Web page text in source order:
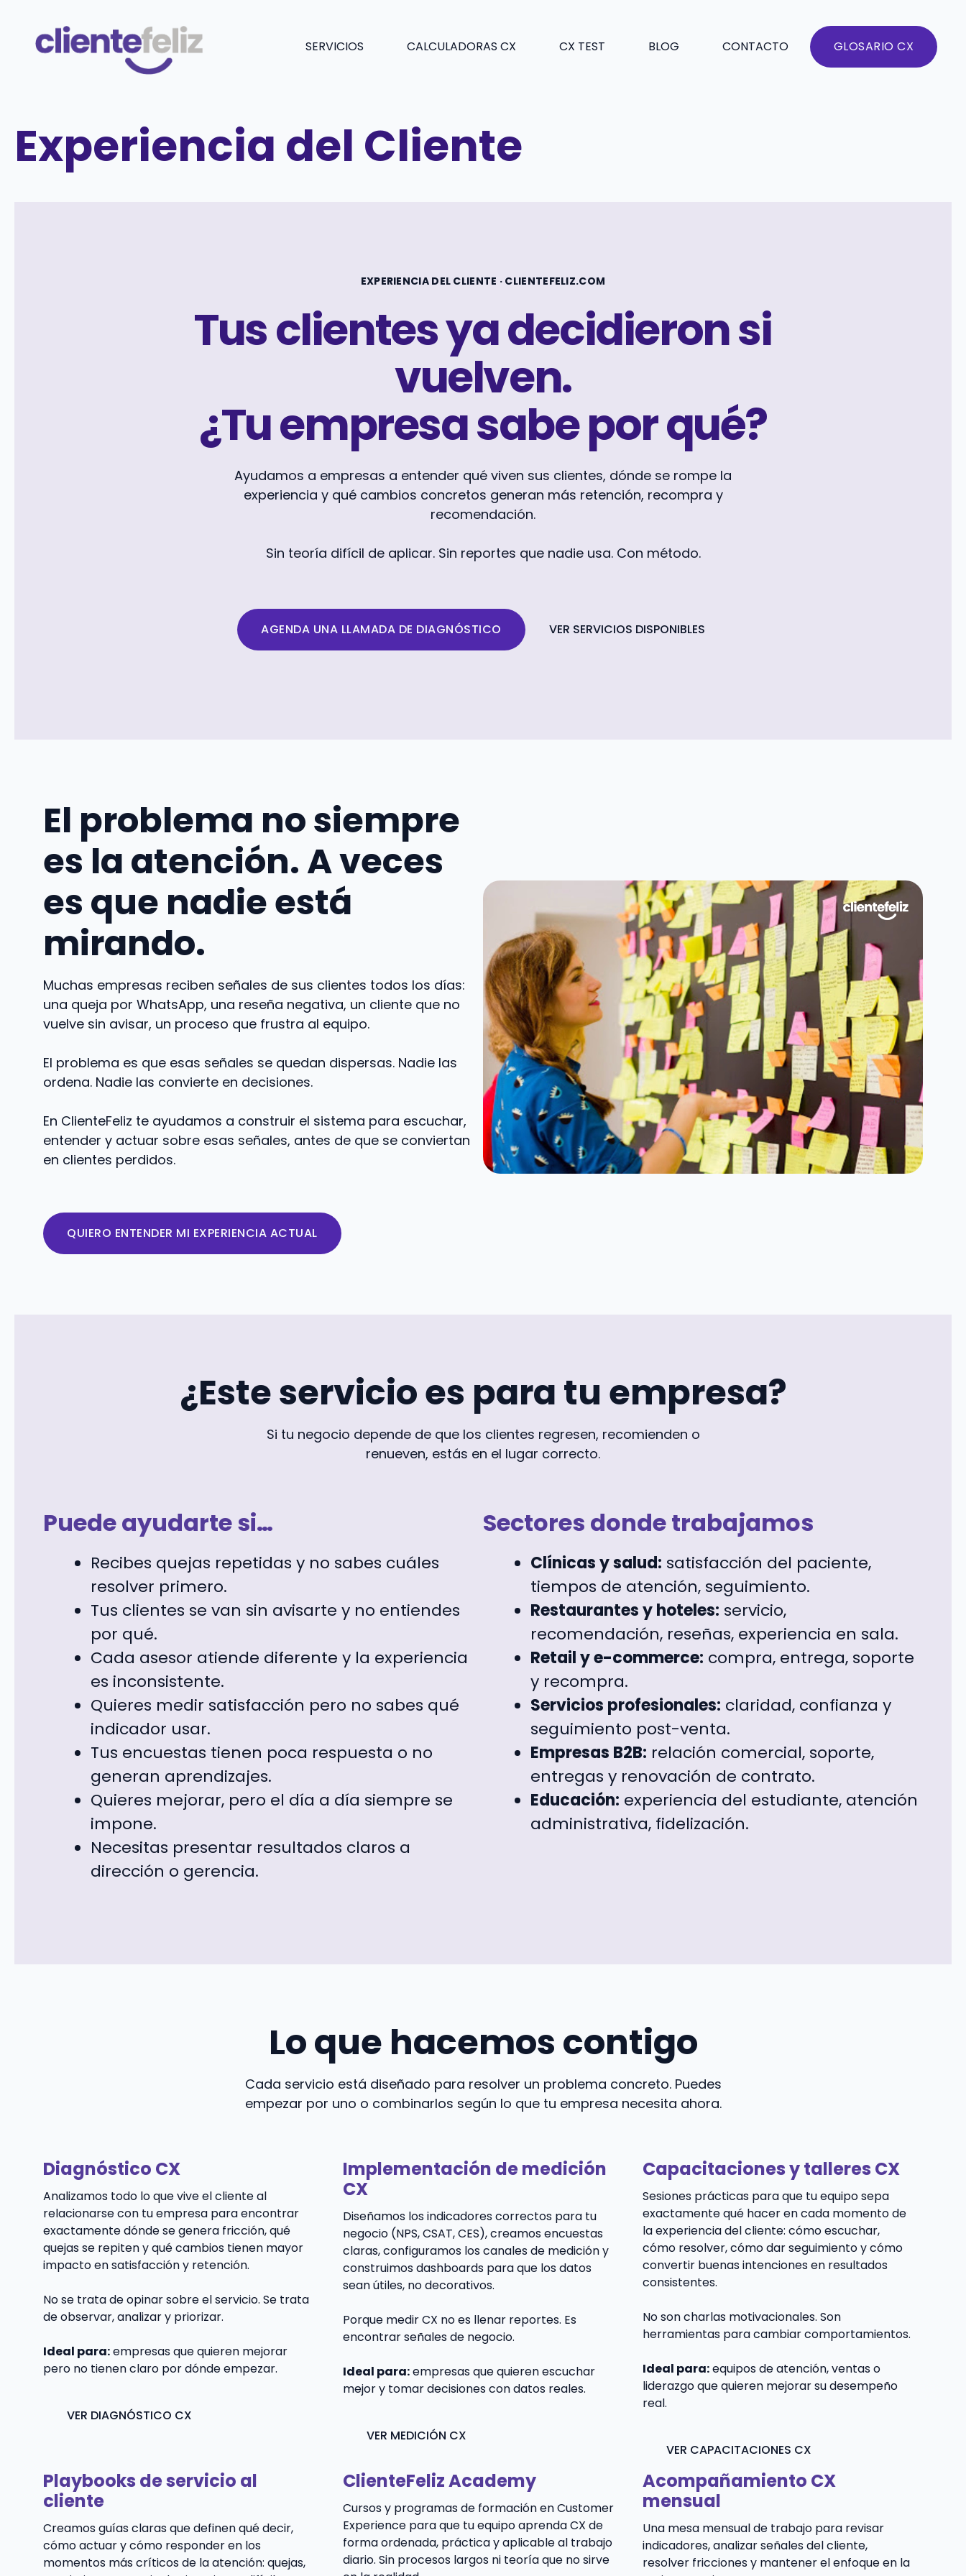
contenido
SERVICIOS CALCULADORAS CX CX TEST BLOG CONTACTO GLOSARIO CX
Experiencia del Cliente
EXPERIENCIA DEL CLIENTE · CLIENTEFELIZ.COM
Tus clientes ya decidieron si
vuelven.
¿Tu empresa sabe por qué?
Ayudamos a empresas a entender qué viven sus clientes, dónde se rompe la
experiencia y qué cambios concretos generan más retención, recompra y
recomendación.
Sin teoría difícil de aplicar. Sin reportes que nadie usa. Con método.
AGENDA UNA LLAMADA DE DIAGNÓSTICO VER SERVICIOS DISPONIBLES
El problema no siempre
es la atención. A veces
es que nadie está
mirando.
Muchas empresas reciben señales de sus clientes todos los días:
una queja por WhatsApp, una reseña negativa, un cliente que no
vuelve sin avisar, un proceso que frustra al equipo.
El problema es que esas señales se quedan dispersas. Nadie las
ordena. Nadie las convierte en decisiones.
En ClienteFeliz te ayudamos a construir el sistema para escuchar,
entender y actuar sobre esas señales, antes de que se conviertan
en clientes perdidos.
QUIERO ENTENDER MI EXPERIENCIA ACTUAL
¿Este servicio es para tu empresa?
Si tu negocio depende de que los clientes regresen, recomienden o
renueven, estás en el lugar correcto.
Puede ayudarte si…
Recibes quejas repetidas y no sabes cuáles
resolver primero.
Tus clientes se van sin avisarte y no entiendes
por qué.
Cada asesor atiende diferente y la experiencia
es inconsistente.
Quieres medir satisfacción pero no sabes qué
indicador usar.
Tus encuestas tienen poca respuesta o no
generan aprendizajes.
Quieres mejorar, pero el día a día siempre se
impone.
Necesitas presentar resultados claros a
dirección o gerencia.
Sectores donde trabajamos
Clínicas y salud: satisfacción del paciente,
tiempos de atención, seguimiento.
Restaurantes y hoteles: servicio,
recomendación, reseñas, experiencia en sala.
Retail y e-commerce: compra, entrega, soporte
y recompra.
Servicios profesionales: claridad, confianza y
seguimiento post-venta.
Empresas B2B: relación comercial, soporte,
entregas y renovación de contrato.
Educación: experiencia del estudiante, atención
administrativa, fidelización.
Lo que hacemos contigo
Cada servicio está diseñado para resolver un problema concreto. Puedes
empezar por uno o combinarlos según lo que tu empresa necesita ahora.
Diagnóstico CX
Analizamos todo lo que vive el cliente al
relacionarse con tu empresa para encontrar
exactamente dónde se genera fricción, qué
quejas se repiten y qué cambios tienen mayor
impacto en satisfacción y retención.
No se trata de opinar sobre el servicio. Se trata
de observar, analizar y priorizar.
Ideal para:empresas que quieren mejorar
pero no tienen claro por dónde empezar.
VER DIAGNÓSTICO CX
Implementación de medición
CX
Diseñamos los indicadores correctos para tu
negocio (NPS, CSAT, CES), creamos encuestas
claras, configuramos los canales de medición y
construimos dashboards para que los datos
sean útiles, no decorativos.
Porque medir CX no es llenar reportes. Es
encontrar señales de negocio.
Ideal para:empresas que quieren escuchar
mejor y tomar decisiones con datos reales.
VER MEDICIÓN CX
Capacitaciones y talleres CX
Sesiones prácticas para que tu equipo sepa
exactamente qué hacer en cada momento de
la experiencia del cliente: cómo escuchar,
cómo resolver, cómo dar seguimiento y cómo
convertir buenas intenciones en resultados
consistentes.
No son charlas motivacionales. Son
herramientas para cambiar comportamientos.
Ideal para:equipos de atención, ventas o
liderazgo que quieren mejorar su desempeño
real.
VER CAPACITACIONES CX
Playbooks de servicio al
cliente
Creamos guías claras que definen qué decir,
cómo actuar y cómo responder en los
momentos más críticos de la atención: quejas,
ClienteFeliz Academy
Cursos y programas de formación en Customer
Experience para que tu equipo aprenda CX de
forma ordenada, práctica y aplicable al trabajo
diario. Sin procesos largos ni teoría que no sirve
Acompañamiento CX
mensual
Una mesa mensual de trabajo para revisar
indicadores, analizar señales del cliente,
resolver fricciones y mantener el enfoque en la